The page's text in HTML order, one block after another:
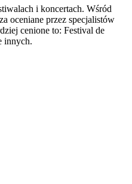
i koncertach. Wśród
oceniane przez specjalistów
cenione to: Festival de
innych.